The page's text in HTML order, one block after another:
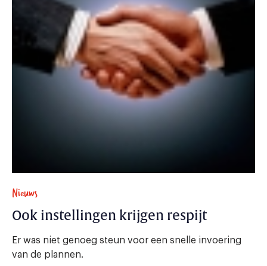
Nieuws
Ook instellingen krijgen respijt
Er was niet genoeg steun voor een snelle invoering
van de plannen.